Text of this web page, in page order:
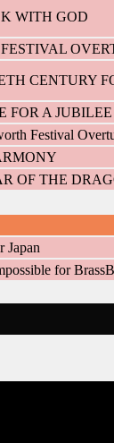
WITH GOD
CENTURY
FOR A JUBILEE
Festival
OF THE
Japan
for